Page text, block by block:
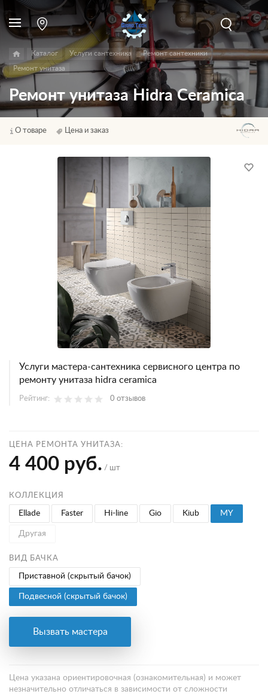
Каталог Услуги сантехника Ремонт сантехники
Ремонт унитаза
Ремонт унитаза Hidra Ceramica
О товаре Цена и заказ
Услуги мастера-сантехника сервисного центра по
ремонту унитаза hidra ceramica
Рейтинг: 0 отзывов
ЦЕНА РЕМОНТА УНИТАЗА:
4 400 руб. / шт
КОЛЛЕКЦИЯ
Ellade Faster Hi-line Gio Kiub MY
Другая
ВИД БАЧКА
Приставной (скрытый бачок)
Подвесной (скрытый бачок)
Вызвать мастера
Цена указана ориентировочная (ознакомительная) и может
незначительно отличаться в зависимости от сложности